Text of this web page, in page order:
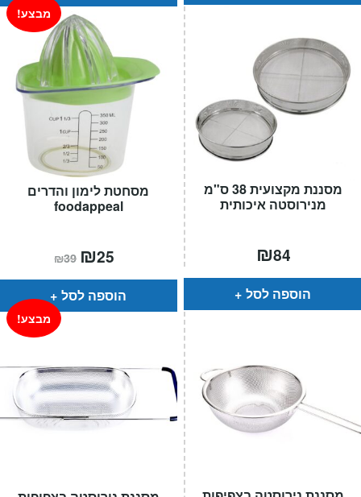
מסחטת לימון והדרים
foodappeal
מבצע!
₪39 המחיר
המקורי
היה:
₪39.
₪25
הוא:
הוספה לסל
מסננת מקצועית 38 ס"מ
מנירוסטה איכותית
₪84
הוספה לסל
מבצע!